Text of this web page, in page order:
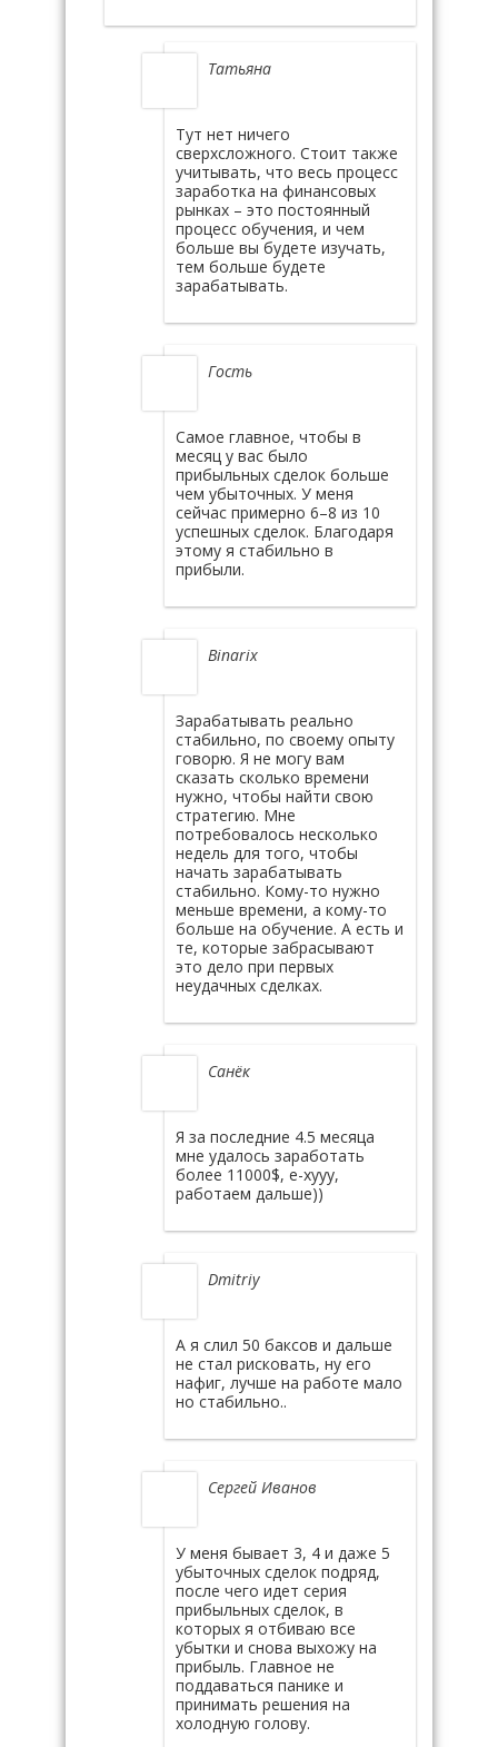
Татьяна
Тут нет ничего
сверхсложного. Стоит также
учитывать, что весь процесс
заработка на финансовых
рынках – это постоянный
процесс обучения, и чем
больше вы будете изучать,
тем больше будете
зарабатывать.
Гость
Самое главное, чтобы в
месяц у вас было
прибыльных сделок больше
чем убыточных. У меня
сейчас примерно 6–8 из 10
успешных сделок. Благодаря
этому я стабильно в
прибыли.
Binarix
Зарабатывать реально
стабильно, по своему опыту
говорю. Я не могу вам
сказать сколько времени
нужно, чтобы найти свою
стратегию. Мне
потребовалось несколько
недель для того, чтобы
начать зарабатывать
стабильно. Кому-то нужно
меньше времени, а кому-то
больше на обучение. А есть и
те, которые забрасывают
это дело при первых
неудачных сделках.
Санёк
Я за последние 4.5 месяца
мне удалось заработать
более 11000$, е-хууу,
работаем дальше))
Dmitriy
А я слил 50 баксов и дальше
не стал рисковать, ну его
нафиг, лучше на работе мало
но стабильно..
Сергей Иванов
У меня бывает 3, 4 и даже 5
убыточных сделок подряд,
после чего идет серия
прибыльных сделок, в
которых я отбиваю все
убытки и снова выхожу на
прибыль. Главное не
поддаваться панике и
принимать решения на
холодную голову.